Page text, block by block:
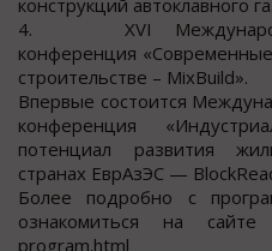
конструкций автоклавного
4. XVІ
конференция
строительстве – MixBuild».
Впервые состоится
конференция
потенциал развития
странах ЕврАзЭС —
Более подробно с
ознакомиться на сайте
program.html